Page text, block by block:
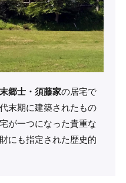
郷士・須藤家の居宅で
末期に建築されたもの
が一つになった貴重な
にも指定された歴史的